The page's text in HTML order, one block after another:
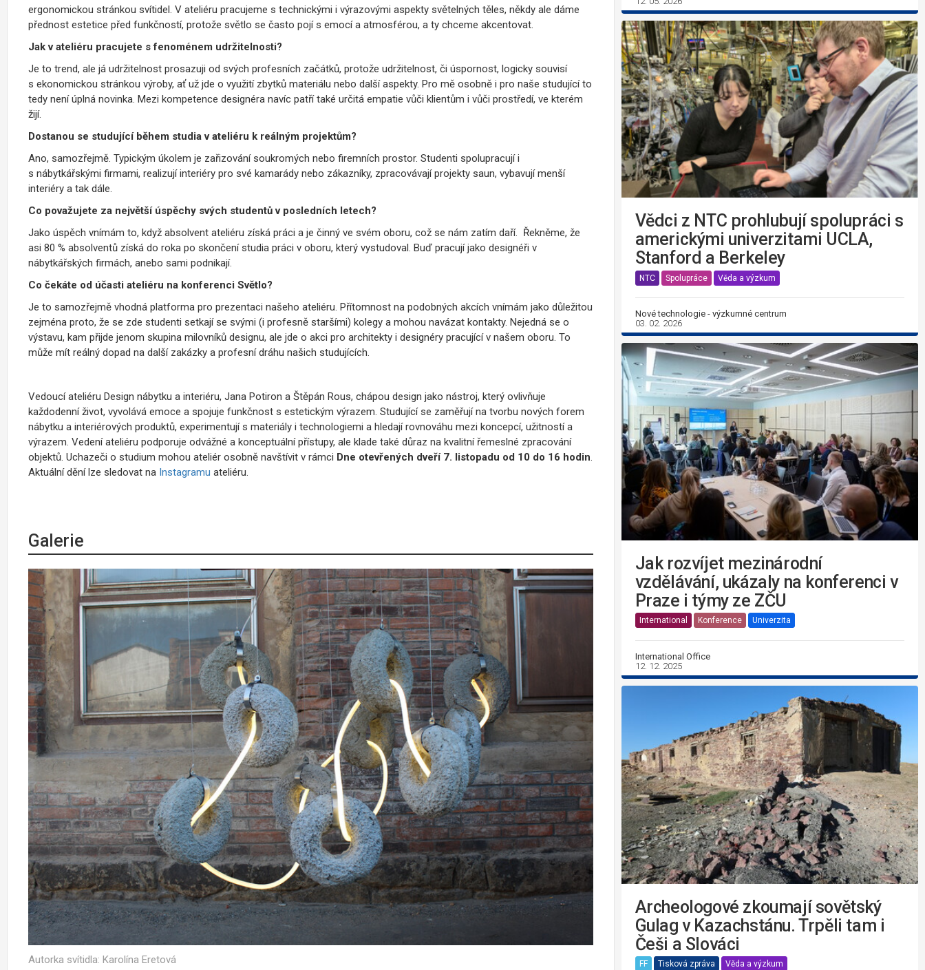
ergonomickou stránkou svítidel. V ateliéru pracujeme s technickými i výrazovými aspekty světelných těles, někdy ale dáme
přednost estetice před funkčností, protože světlo se často pojí s emocí a atmosférou, a ty chceme akcentovat.
Jak v ateliéru pracujete s fenoménem udržitelnosti?
Je to trend, ale já udržitelnost prosazuji od svých profesních začátků, protože udržitelnost, či úspornost, logicky souvisí
s ekonomickou stránkou výroby, ať už jde o využití zbytků materiálu nebo další aspekty. Pro mě osobně i pro naše studující to
tedy není úplná novinka. Mezi kompetence designéra navíc patří také určitá empatie vůči klientům i vůči prostředí, ve kterém
žijí.
Dostanou se studující během studia v ateliéru k reálným projektům?
Ano, samozřejmě. Typickým úkolem je zařizování soukromých nebo firemních prostor. Studenti spolupracují i
s nábytkářskými firmami, realizují interiéry pro své kamarády nebo zákazníky, zpracovávají projekty saun, vybavují menší
interiéry a tak dále.
Co považujete za největší úspěchy svých studentů v posledních letech?
Jako úspěch vnímám to, když absolvent ateliéru získá práci a je činný ve svém oboru, což se nám zatím daří. Řekněme, že
asi 80 % absolventů získá do roka po skončení studia práci v oboru, který vystudoval. Buď pracují jako designéři v
nábytkářských firmách, anebo sami podnikají.
Co čekáte od účasti ateliéru na konferenci Světlo?
Je to samozřejmě vhodná platforma pro prezentaci našeho ateliéru. Přítomnost na podobných akcích vnímám jako důležitou
zejména proto, že se zde studenti setkají se svými (i profesně staršími) kolegy a mohou navázat kontakty. Nejedná se o
výstavu, kam přijde jenom skupina milovníků designu, ale jde o akci pro architekty i designéry pracující v našem oboru. To
může mít reálný dopad na další zakázky a profesní dráhu našich studujících.
Vedoucí ateliéru Design nábytku a interiéru, Jana Potiron a Štěpán Rous, chápou design jako nástroj, který ovlivňuje
každodenní život, vyvolává emoce a spojuje funkčnost s estetickým výrazem. Studující se zaměřují na tvorbu nových forem
nábytku a interiérových produktů, experimentují s materiály i technologiemi a hledají rovnováhu mezi koncepcí, užitností a
výrazem. Vedení ateliéru podporuje odvážné a konceptuální přístupy, ale klade také důraz na kvalitní řemeslné zpracování
objektů. Uchazeči o studium mohou ateliér osobně navštívit v rámci Dne otevřených dveří 7. listopadu od 10 do 16 hodin
Aktuální dění lze sledovat na Instagramu ateliéru.
Galerie
Autorka svítidla: Karolína Eretová
Vědci z NTC prohlubují spolupráci s
americkými univerzitami UCLA,
Stanford a Berkeley
NTC Spolupráce Věda a výzkum
Nové technologie - výzkumné centrum
03. 02. 2026
Jak rozvíjet mezinárodní
vzdělávání, ukázaly na konferenci v
Praze i týmy ze ZČU
International Konference Univerzita
International Office
12. 12. 2025
Archeologové zkoumají sovětský
Gulag v Kazachstánu. Trpěli tam i
Češi a Slováci
FF Tisková zpráva Věda a výzkum